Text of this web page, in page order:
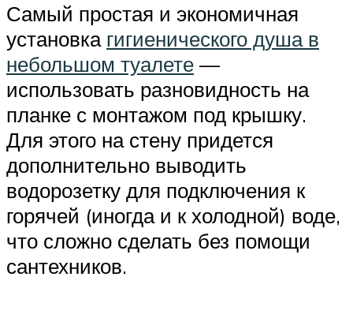
Самый простая и экономичная
установка гигиенического душа в
небольшом туалете —
использовать разновидность на
планке с монтажом под крышку.
Для этого на стену придется
дополнительно выводить
водорозетку для подключения к
горячей (иногда и к холодной) воде,
что сложно сделать без помощи
сантехников.